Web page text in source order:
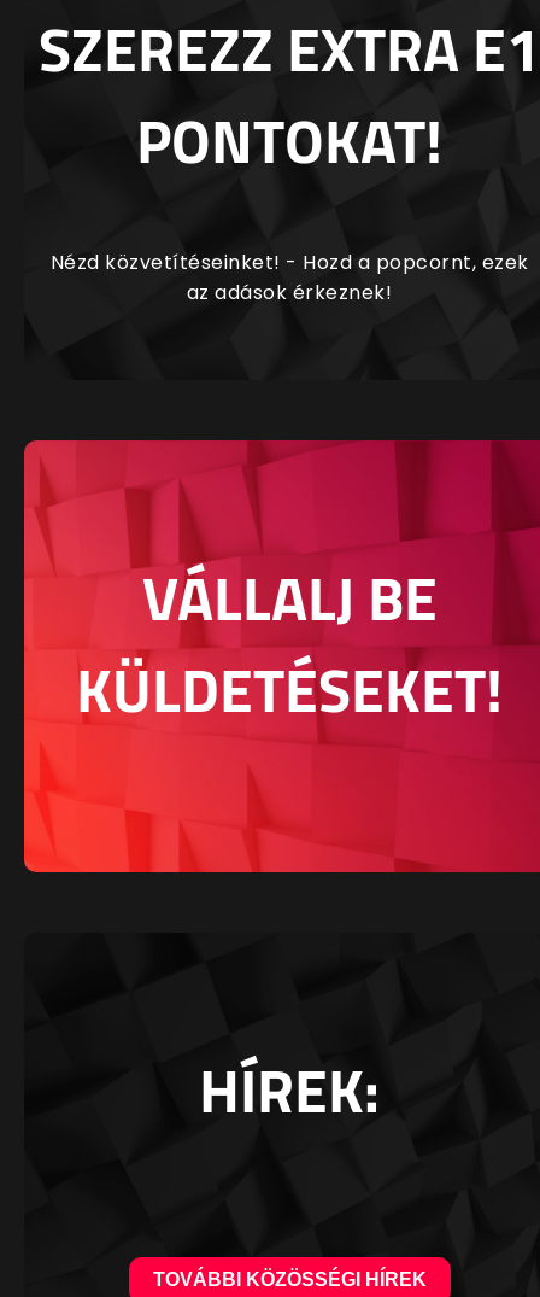
SZEREZZ EXTRA E1
PONTOKAT!
Nézd közvetítéseinket! - Hozd a popcornt, ezek
az adások érkeznek!
VÁLLALJ BE
KÜLDETÉSEKET!
HÍREK:
TOVÁBBI KÖZÖSSÉGI HÍREK